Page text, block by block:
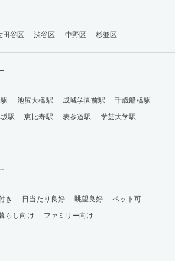
田谷区 渋谷区 中野区 杉並区
池尻大橋駅 成城学園前駅
千歳船橋駅
駅 恵比寿駅 表参道駅
学芸大学駅
き 日当たり良好 眺望良好
ペット可
らし向け ファミリー向け